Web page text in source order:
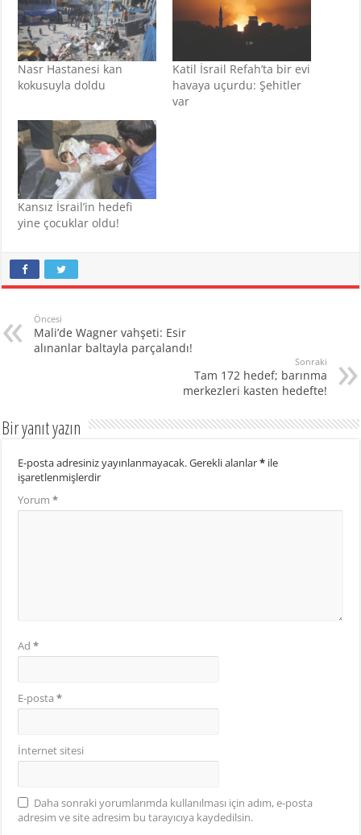
Nasr Hastanesi kan
kokusuyla doldu
Katil İsrail Refah’ta bir evi
havaya uçurdu: Şehitler
var
Kansız İsrail’in hedefi
yine çocuklar oldu!
Öncesi
Mali’de Wagner vahşeti: Esir
alınanlar baltayla parçalandı!
Sonraki
Tam 172 hedef; barınma
merkezleri kasten hedefte!
Bir yanıt yazın
E-posta adresiniz yayınlanmayacak.Gerekli alanlar* ile
işaretlenmişlerdir
Yorum*
Ad*
E-posta*
İnternet sitesi
Daha sonraki yorumlarımda kullanılması için adım, e-posta
adresim ve site adresim bu tarayıcıya kaydedilsin.